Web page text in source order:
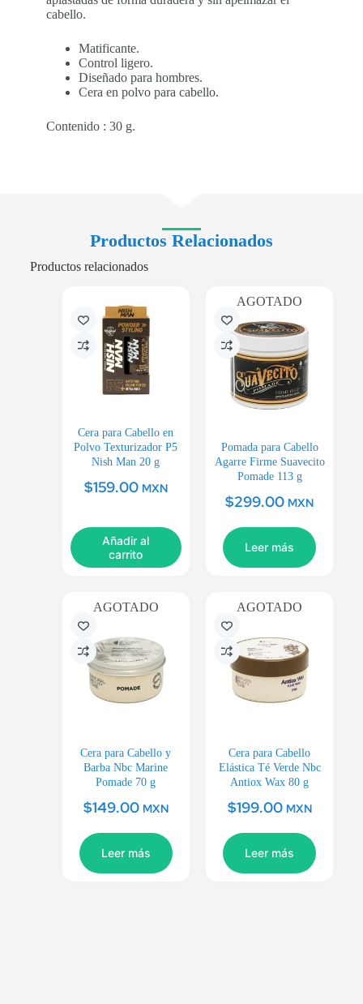
cabello.
Matificante.
Control ligero.
Diseñado para hombres.
Cera en polvo para cabello.
Contenido : 30 g.
Productos Relacionados
Productos relacionados
Cera para Cabello en
Polvo Texturizador P5
Nish Man 20 g
$159.00 MXN
Añadir al
carrito
AGOTADO
Pomada para Cabello
Agarre Firme Suavecito
Pomade 113 g
$299.00 MXN
Leer más
AGOTADO
Cera para Cabello y
Barba Nbc Marine
Pomade 70 g
$149.00 MXN
Leer más
AGOTADO
Cera para Cabello
Elástica Té Verde Nbc
Antiox Wax 80 g
$199.00 MXN
Leer más